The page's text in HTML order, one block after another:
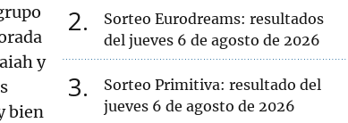
y
bien
2
Sorteo Eurodreams: resultados
del jueves 6 de agosto de 2026
3
Sorteo Primitiva: resultado del
jueves 6 de agosto de 2026